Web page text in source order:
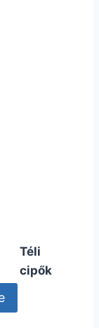
Téli
cipők